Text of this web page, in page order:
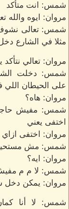
شمس: انت متأكد
مروان: ايوه
شمس: تعالى نشوف
مثلا في الشارع
مروان: تعالي
شمس: دخلت
على الحيطان اللي
مروان: هاه؟
شمس: مفيش حاجة
اختفى يعني
مروان: اختفى
شمس: مش
مروان: ايه؟
شمس: لا م م مفيش
مروان: يمكن دخل
شمس: لا أنا